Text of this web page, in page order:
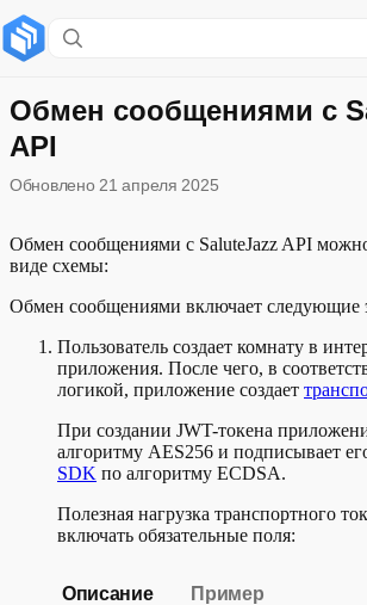
Смотрите также
Обмен сообщениями с
API
Обновлено 21 апреля 2025
Обмен сообщениями с SaluteJazz API
виде схемы:
Обмен сообщениями включает следующие
Пользователь создает комнату в
приложения. После чего, в
логикой, приложение создает
При создании JWT-токена
алгоритму AES256 и подписывает
SDK по алгоритму ECDSA.
Полезная нагрузка транспортного
включать обязательные поля:
Описание Пример